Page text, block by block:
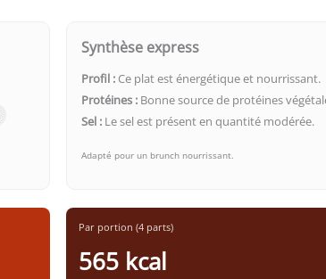
Synthèse express
Profil : Ce plat est énergétique et nourrissant.
Protéines : Bonne source de protéines
Sel : Le sel est présent en quantité modérée.
Adapté pour un brunch nourrissant.
Par portion (4 parts)
565 kcal